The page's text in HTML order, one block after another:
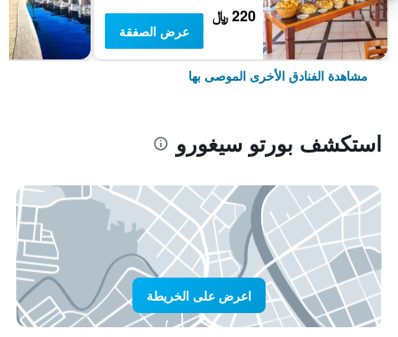
220 ﷼
عرض الصفقة
مشاهدة الفنادق الأخرى الموصى بها
استكشف بورتو سيغورو
اعرض على الخريطة